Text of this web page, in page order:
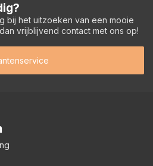
bij het uitzoeken van een mooie
vrijblijvend contact met ons op!